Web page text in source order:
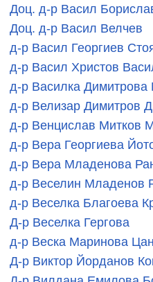
Доц. д-р Васил
Доц. д-р Васил Велчев
д-р Васил Георгиев
д-р Васил Христов
д-р Василка
д-р Велизар Димитров
д-р Венцислав Митков
д-р Вера Георгиева
д-р Вера Младенова
д-р Веселин Младенов
д-р Веселка Благоева
Д-р Веселка Гергова
д-р Веска Маринова
Д-р Виктор Йорданов